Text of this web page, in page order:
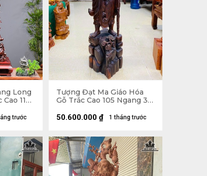
Long
112
trước
Tượng Đạt Ma Giáo Hóa
Gỗ Trắc Cao 105 Ngang 30
1 tháng trước
50.600.000 ₫